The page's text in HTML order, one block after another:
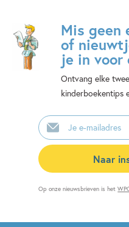
Mis geen
of
je in voor
Ontvang elke
kinderboekentips
E-
mailadres
Naar
Op onze nieuwsbrieven is het